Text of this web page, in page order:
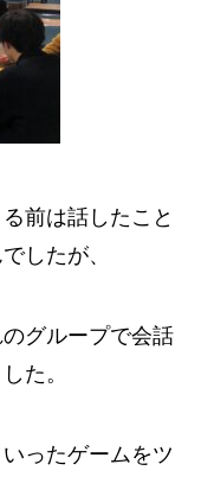
前は話したこと
したが、
グループで会話
た。
ったゲームをツ